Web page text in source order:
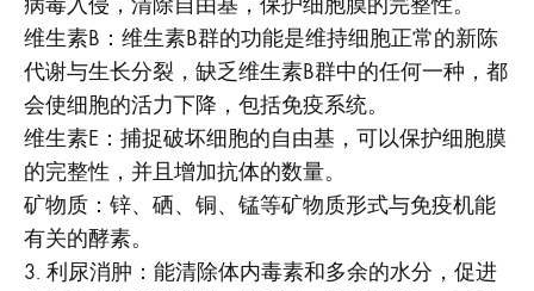
维生素B：维生素B群的功能是维持细胞正常的新陈
代谢与生长分裂，缺乏维生素B群中的任何一种，都
会使细胞的活力下降，包括免疫系统。
维生素E：捕捉破坏细胞的自由基，可以保护细胞膜
的完整性，并且增加抗体的数量。
矿物质：锌、硒、铜、锰等矿物质形式与免疫机能
有关的酵素。
3. 利尿消肿：能清除体内毒素和多余的水分，促进